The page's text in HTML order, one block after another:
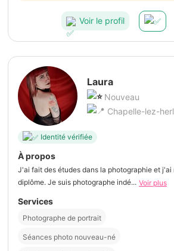
Voir le profil
Laura
Nouveau
Chapelle-lez-
Identité vérifiée
À propos
J'ai fait des études dans la photographie et j'ai
diplôme. Je suis photographe indé... Voir plus
Services
Photographe de portrait
Séances photo nouveau-né